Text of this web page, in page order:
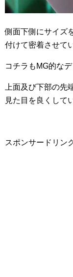
側面下側にサイズ
付けて密着させて
コチラもMG的な
上面及び下部の先
見た目を良くして
スポンサードリン